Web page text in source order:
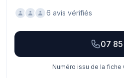
6 avis vérifiés
07
Numéro issu de la